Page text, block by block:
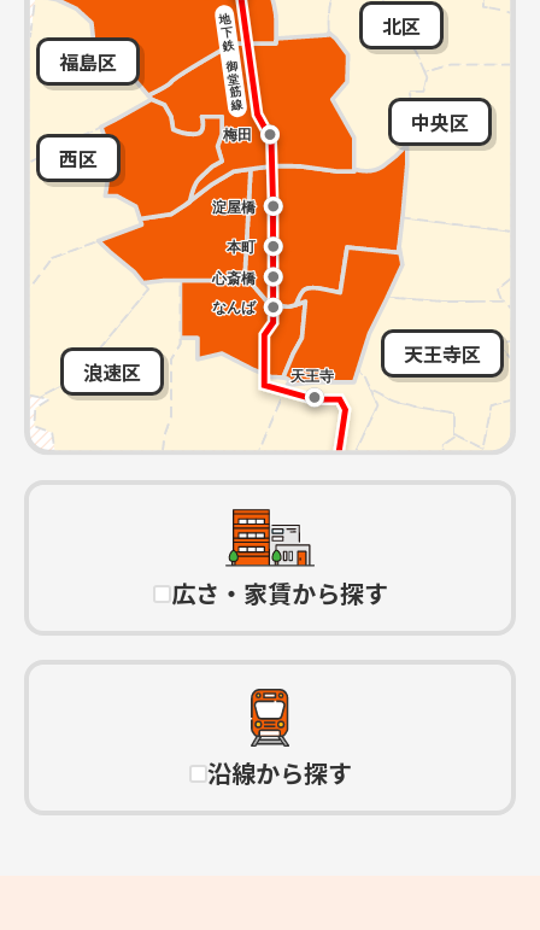
北区
福島区
中央区
西区
天王寺区
浪速区
広さ・家賃から探す
沿線から探す